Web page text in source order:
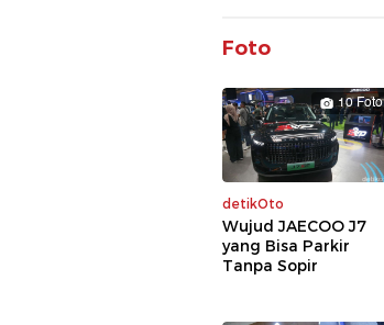
Foto
10 Foto
detikOto
Wujud JAECOO J7
yang Bisa Parkir
Tanpa Sopir